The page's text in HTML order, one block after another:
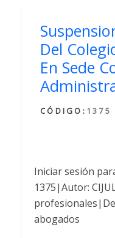
Del
En Sede
CÓDIGO: 1375
Iniciar sesión
1375|Autor:
abogados